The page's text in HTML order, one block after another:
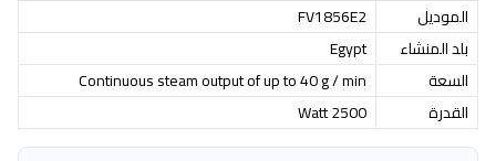
الموديل
FV1856E2
بلد المنشاء
Egypt
السعة
Continuous steam output of up to 40 g / min
القدرة
2500 Watt